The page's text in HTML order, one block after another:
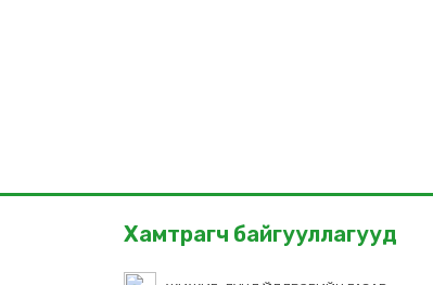
Хамтрагч байгууллагууд